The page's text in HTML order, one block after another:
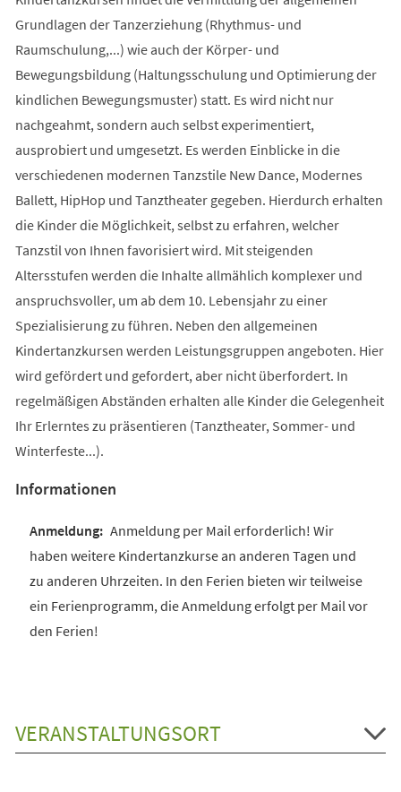
Grundlagen der Tanzerziehung (Rhythmus- und
Raumschulung,...) wie auch der Körper- und
Bewegungsbildung (Haltungsschulung und Optimierung der
kindlichen Bewegungsmuster) statt. Es wird nicht nur
nachgeahmt, sondern auch selbst experimentiert,
ausprobiert und umgesetzt. Es werden Einblicke in die
verschiedenen modernen Tanzstile New Dance, Modernes
Ballett, HipHop und Tanztheater gegeben. Hierdurch erhalten
die Kinder die Möglichkeit, selbst zu erfahren, welcher
Tanzstil von Ihnen favorisiert wird. Mit steigenden
Altersstufen werden die Inhalte allmählich komplexer und
anspruchsvoller, um ab dem 10. Lebensjahr zu einer
Spezialisierung zu führen. Neben den allgemeinen
Kindertanzkursen werden Leistungsgruppen angeboten. Hier
wird gefördert und gefordert, aber nicht überfordert. In
regelmäßigen Abständen erhalten alle Kinder die Gelegenheit
Ihr Erlerntes zu präsentieren (Tanztheater, Sommer- und
Winterfeste...).
Informationen
Anmeldung per Mail erforderlich! Wir
haben weitere Kindertanzkurse an anderen Tagen und
zu anderen Uhrzeiten. In den Ferien bieten wir teilweise
ein Ferienprogramm, die Anmeldung erfolgt per Mail vor
den Ferien!
VERANSTALTUNGSORT